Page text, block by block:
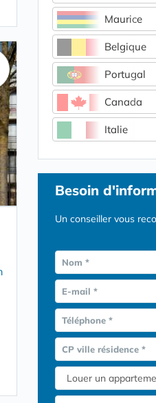
Maurice
Belgique
Portugal
Canada
Italie
Besoin
Un conseiller vous
Nom *
E-mail *
Téléphone *
CP ville résidence *